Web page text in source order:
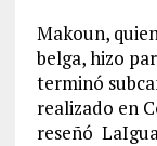
Makoun,
belga, hizo
terminó
realizado en
reseñó